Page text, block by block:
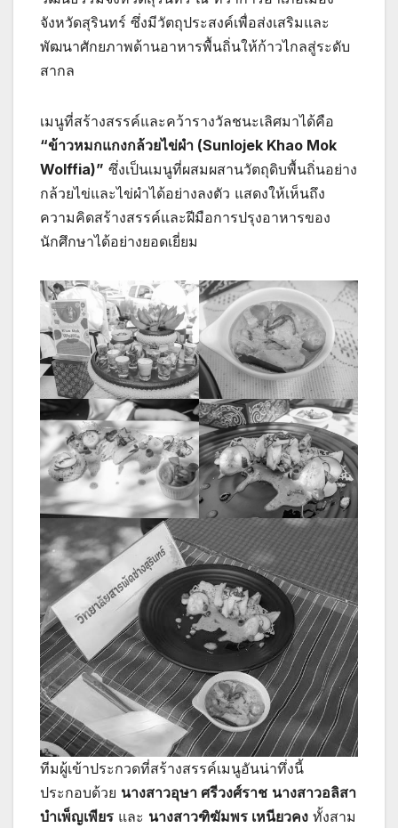
จังหวัดสุรินทร์ ซึ่งมีวัตถุประสงค์เพื่อส่งเสริมและ
พัฒนาศักยภาพด้านอาหารพื้นถิ่นให้ก้าวไกลสู่ระดับ
สากล
เมนูที่สร้างสรรค์และคว้ารางวัลชนะเลิศมาได้คือ
“ข้าวหมกแกงกล้วยไข่ผำ (Sunlojek Khao Mok
Wolffia)” ซึ่งเป็นเมนูที่ผสมผสานวัตถุดิบพื้นถิ่นอย่าง
กล้วยไข่และไข่ผำได้อย่างลงตัว แสดงให้เห็นถึง
ความคิดสร้างสรรค์และฝีมือการปรุงอาหารของ
นักศึกษาได้อย่างยอดเยี่ยม
ทีมผู้เข้าประกวดที่สร้างสรรค์เมนูอันน่าทึ่งนี้
ประกอบด้วย นางสาวอุษา ศรีวงศ์ราช นางสาวอลิสา
บำเพ็ญเพียร และ นางสาวฑิฆัมพร เหนียวคง ทั้งสาม